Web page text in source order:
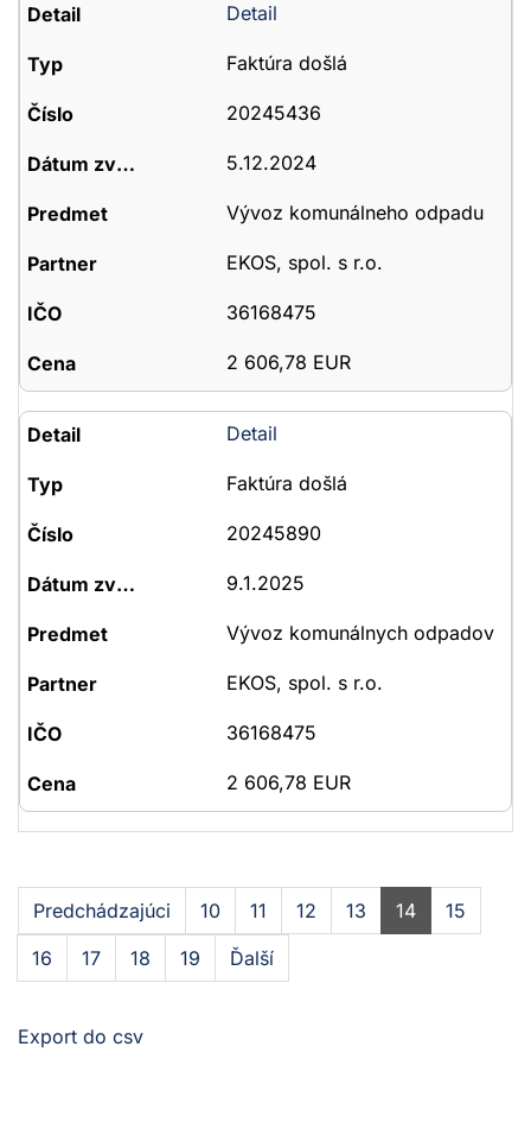
Detail
Faktúra došlá
20245436
5.12.2024
Vývoz komunálneho odpadu
EKOS, spol. s r.o.
36168475
2 606,78 EUR
Detail
Faktúra došlá
20245890
9.1.2025
Vývoz komunálnych odpadov
EKOS, spol. s r.o.
36168475
2 606,78 EUR
Predchádzajúci 10 11 12 13 14
15
16
17 18 19 Ďalší
Export do csv